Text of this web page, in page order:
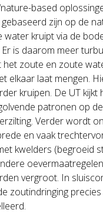
based
zijn op de
water kruipt via de
is daarom meer
het zoute en zoute
elkaar laat mengen.
kruipen. De UT kijkt
patronen op
Verder wordt
en vaak
kwelders (begroeid
vergroot. In
zoutindringing